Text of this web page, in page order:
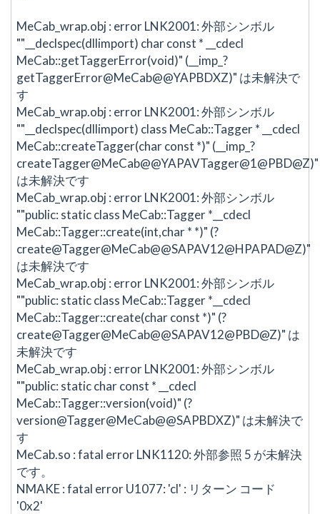
MeCab_wrap.obj : error LNK2001: 外部シンボル
""__declspec(dllimport) char const * __cdecl
MeCab::getTaggerError(void)" (__imp_?
getTaggerError@MeCab@@YAPBDXZ)" は未解決で
す
MeCab_wrap.obj : error LNK2001: 外部シンボル
""__declspec(dllimport) class MeCab::Tagger * __cdecl
MeCab::createTagger(char const *)" (__imp_?
createTagger@MeCab@@YAPAVTagger@1@PBD@Z)"
は未解決です
MeCab_wrap.obj : error LNK2001: 外部シンボル
""public: static class MeCab::Tagger *__cdecl
MeCab::Tagger::create(int,char * *)" (?
create@Tagger@MeCab@@SAPAV12@HPAPAD@Z)"
は未解決です
MeCab_wrap.obj : error LNK2001: 外部シンボル
""public: static class MeCab::Tagger *__cdecl
MeCab::Tagger::create(char const *)" (?
create@Tagger@MeCab@@SAPAV12@PBD@Z)" は
未解決です
MeCab_wrap.obj : error LNK2001: 外部シンボル
""public: static char const * __cdecl
MeCab::Tagger::version(void)" (?
version@Tagger@MeCab@@SAPBDXZ)" は未解決で
す
MeCab.so : fatal error LNK1120: 外部参照 5 が未解決
です。
NMAKE : fatal error U1077: 'cl' : リターン コード
'0x2'